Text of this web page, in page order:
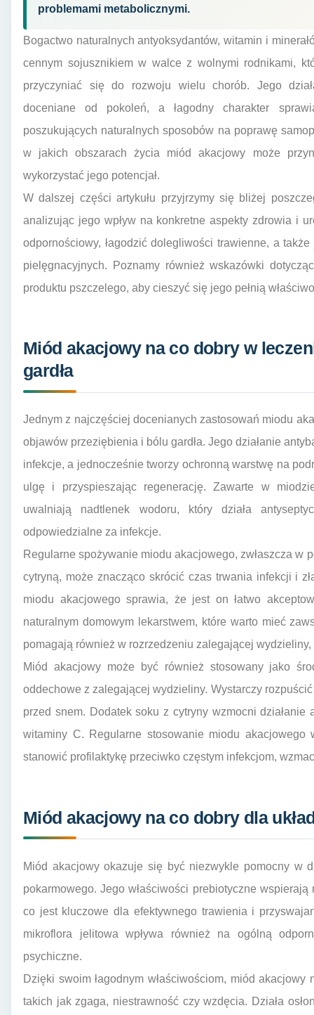
problemami metabolicznymi.
Bogactwo naturalnych antyoksydantów, witamin i
cennym sojusznikiem w walce z wolnymi rodnikami,
przyczyniać się do rozwoju wielu chorób. Jego
doceniane od pokoleń, a łagodny charakter
poszukujących naturalnych sposobów na poprawę
w jakich obszarach życia miód akacjowy może
wykorzystać jego potencjał.
W dalszej części artykułu przyjrzymy się bliżej
analizując jego wpływ na konkretne aspekty zdrowia i
odpornościowy, łagodzić dolegliwości trawienne, a
pielęgnacyjnych. Poznamy również wskazówki
produktu pszczelego, aby cieszyć się jego pełnią
Miód akacjowy na co dobry w
gardła
Jednym z najczęściej docenianych zastosowań miodu
objawów przeziębienia i bólu gardła. Jego działanie
infekcje, a jednocześnie tworzy ochronną warstwę na
ulgę i przyspieszając regenerację. Zawarte w
uwalniają nadtlenek wodoru, który działa
odpowiedzialne za infekcje.
Regularne spożywanie miodu akacjowego, zwłaszcza w
cytryną, może znacząco skrócić czas trwania infekcji i
miodu akacjowego sprawia, że jest on łatwo
naturalnym domowym lekarstwem, które warto mieć
pomagają również w rozrzedzeniu zalegającej
Miód akacjowy może być również stosowany jako
oddechowe z zalegającej wydzieliny. Wystarczy
przed snem. Dodatek soku z cytryny wzmocni
witaminy C. Regularne stosowanie miodu akacjowego
stanowić profilaktykę przeciwko częstym infekcjom,
Miód akacjowy na co dobry dla
Miód akacjowy okazuje się być niezwykle pomocny w
pokarmowego. Jego właściwości prebiotyczne
co jest kluczowe dla efektywnego trawienia i
mikroflora jelitowa wpływa również na ogólną
psychiczne.
Dzięki swoim łagodnym właściwościom, miód
takich jak zgaga, niestrawność czy wzdęcia. Działa